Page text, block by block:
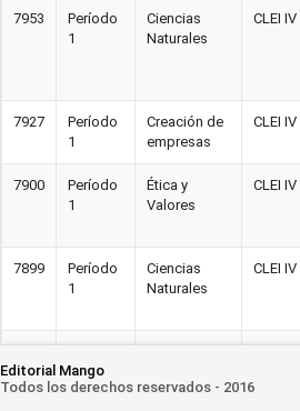
7953
Período
1
Ciencias
Naturales
CLEI IV
7927
Período
1
Creación de
empresas
CLEI IV
7900
Período
1
Ética y
Valores
CLEI IV
7899
Período
1
Ciencias
Naturales
CLEI IV
1
Editorial Mango
Todos los derechos reservados - 2016